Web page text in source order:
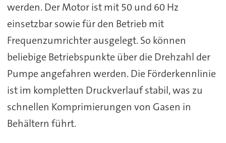
werden. Der Motor ist mit 50 und 60 Hz
einsetzbar sowie für den Betrieb mit
Frequenzumrichter ausgelegt. So können
beliebige Betriebspunkte über die Drehzahl der
Pumpe angefahren werden. Die Förderkennlinie
ist im kompletten Druckverlauf stabil, was zu
schnellen Komprimierungen von Gasen in
Behältern führt.